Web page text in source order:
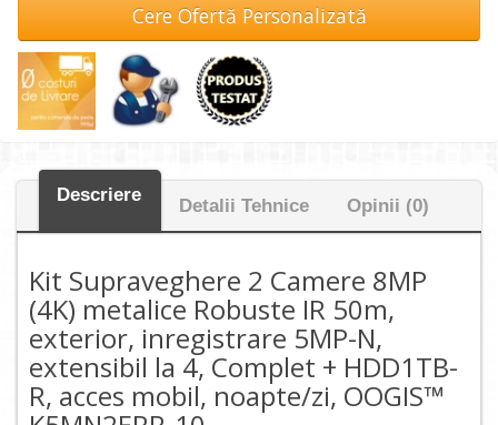
Cere Ofertă Personalizată
Descriere
Detalii Tehnice Opinii (0)
Kit Supraveghere 2 Camere 8MP
(4K) metalice Robuste IR 50m,
exterior, inregistrare 5MP-N,
extensibil la 4, Complet + HDD1TB-
R, acces mobil, noapte/zi, OOGIS™